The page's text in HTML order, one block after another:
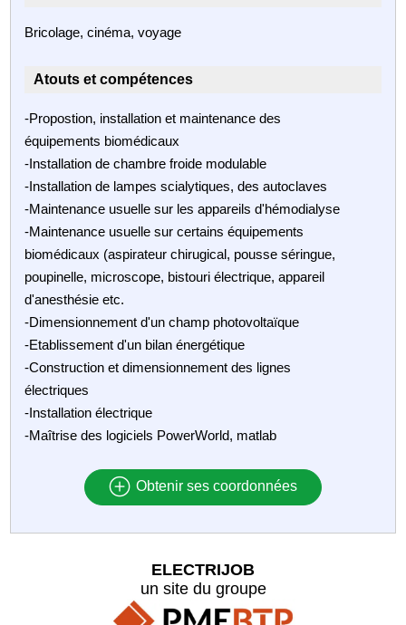
Bricolage, cinéma, voyage
Atouts et compétences
-Propostion, installation et maintenance des
équipements biomédicaux
-Installation de chambre froide modulable
-Installation de lampes scialytiques, des autoclaves
-Maintenance usuelle sur les appareils d'hémodialyse
-Maintenance usuelle sur certains équipements
biomédicaux (aspirateur chirugical, pousse séringue,
poupinelle, microscope, bistouri électrique, appareil
d'anesthésie etc.
-Dimensionnement d'un champ photovoltaïque
-Etablissement d'un bilan énergétique
-Construction et dimensionnement des lignes
électriques
-Installation électrique
-Maîtrise des logiciels PowerWorld, matlab
Obtenir ses coordonnées
ELECTRIJOB
un site du groupe